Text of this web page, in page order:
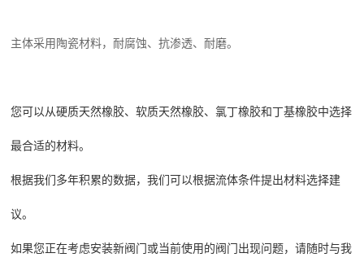
主体采用陶瓷材料，耐腐蚀、抗渗透、耐磨。
您可以从硬质天然橡胶、软质天然橡胶、氯丁橡胶和丁基橡胶中选择
最合适的材料。
根据我们多年积累的数据，我们可以根据流体条件提出材料选择建
议。
如果您正在考虑安装新阀门或当前使用的阀门出现问题，请随时与我